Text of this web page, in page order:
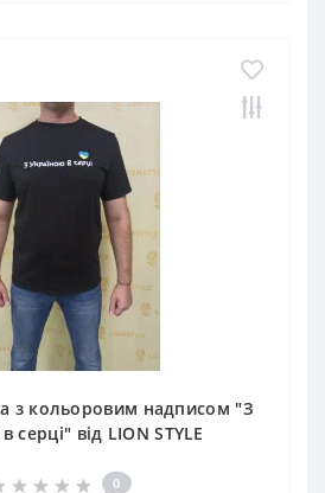
з кольоровим надписом "З
серці" від LION STYLE
0